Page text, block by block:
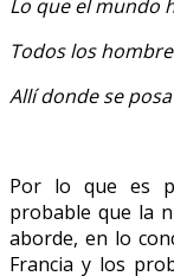
Lo que el mundo
Todos los
Allí donde se
Por lo que es
probable que la
aborde, en lo
Francia y los